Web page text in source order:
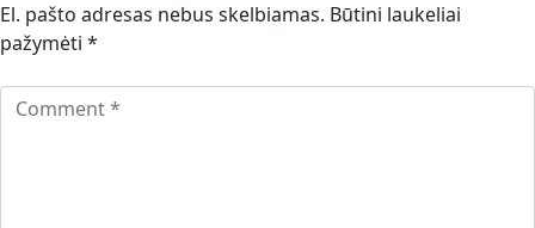
El. pašto adresas nebus skelbiamas. Būtini laukeliai
pažymėti *